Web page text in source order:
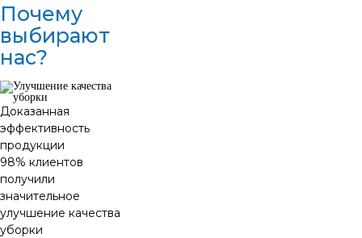
Почему
выбирают
нас?
Доказанная
эффективность
продукции
98% клиентов
получили
значительное
улучшение качества
уборки